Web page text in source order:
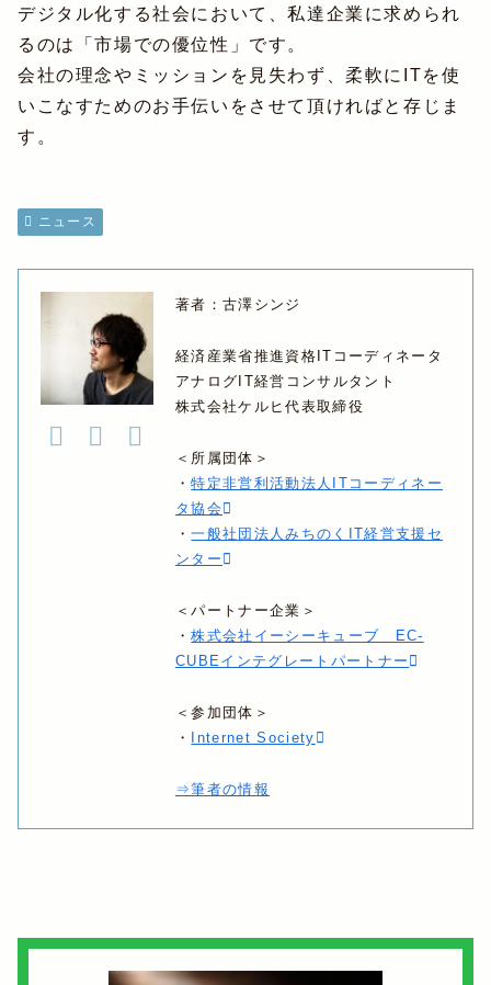
デジタル化する社会において、私達企業に求められ
るのは「市場での優位性」です。
会社の理念やミッションを見失わず、柔軟にITを使
いこなすためのお手伝いをさせて頂ければと存じま
す。
ニュース
著者：古澤シンジ
経済産業省推進資格ITコーディネータ
アナログIT経営コンサルタント
株式会社ケルヒ代表取締役
＜所属団体＞
・特定非営利活動法人ITコーディネー
タ協会
・一般社団法人みちのくIT経営支援セ
ンター
＜パートナー企業＞
・株式会社イーシーキューブ EC-
CUBEインテグレートパートナー
＜参加団体＞
・
Internet Society
⇒筆者の情報